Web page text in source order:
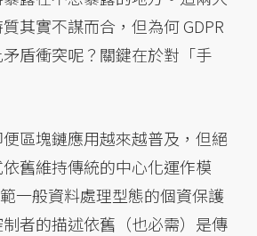
其實不謀而合，但為何 GDPR
盾衝突呢？關鍵在於對「手
區塊鏈應用越來越普及，但絕
舊維持傳統的中心化運作模
一般資料處理型態的個資保護
者的描述依舊（也必需）是傳